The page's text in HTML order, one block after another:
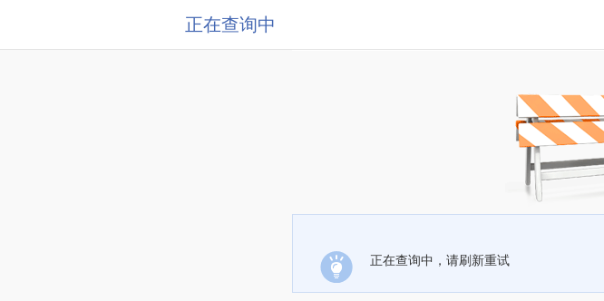
正在查询中
正在查询中，请刷新重试